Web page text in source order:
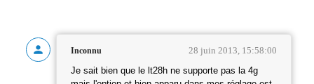
Inconnu 28 juin 2013, 15:58:00
Je sait bien que le lt28h ne supporte pas la 4g